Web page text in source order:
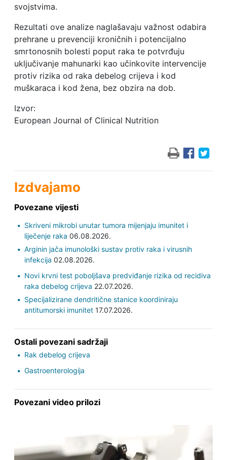
svojstvima.
Rezultati ove analize naglašavaju važnost odabira
prehrane u prevenciji kroničnih i potencijalno
smrtonosnih bolesti poput raka te potvrđuju
uključivanje mahunarki kao učinkovite intervencije
protiv rizika od raka debelog crijeva i kod
muškaraca i kod žena, bez obzira na dob.
Izvor:
European Journal of Clinical Nutrition
Izdvajamo
Povezane vijesti
Skriveni mikrobi unutar tumora mijenjaju imunitet i
liječenje raka 06.08.2026.
Arginin jača imunološki sustav protiv raka i virusnih
infekcija 02.08.2026.
Novi krvni test poboljšava predviđanje rizika od recidiva
raka debelog crijeva 22.07.2026.
Specijalizirane dendritične stanice koordiniraju
antitumorski imunitet17.07.2026.
Ostali povezani sadržaji
Rak debelog crijeva
Gastroenterologija
Povezani video prilozi